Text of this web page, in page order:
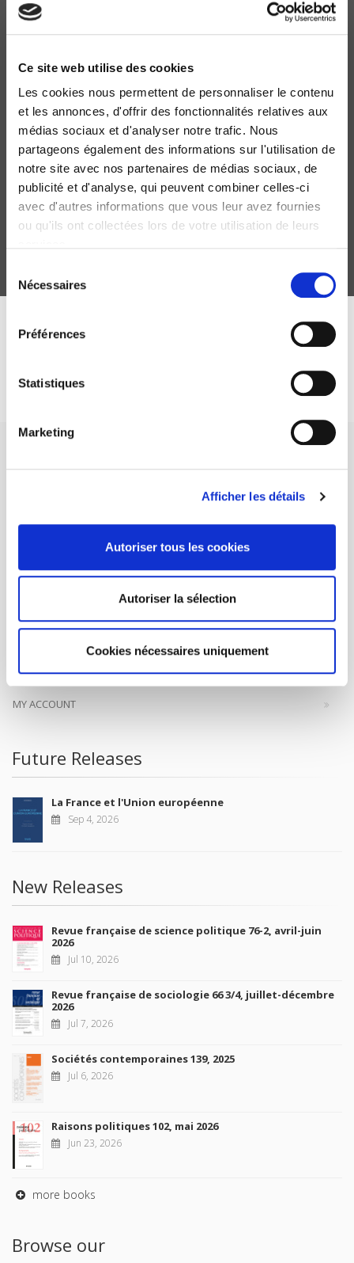
Ce site web utilise des cookies
Les cookies nous permettent de personnaliser le contenu
et les annonces, d'offrir des fonctionnalités relatives aux
médias sociaux et d'analyser notre trafic. Nous
partageons également des informations sur l'utilisation de
notre site avec nos partenaires de médias sociaux, de
publicité et d'analyse, qui peuvent combiner celles-ci
avec d'autres informations que vous leur avez fournies
ou qu'ils ont collectées lors de votre utilisation de leurs
Nécessaires
Préférences
Statistiques
Marketing
Afficher les détails
Autoriser tous les cookies
Autoriser la sélection
Cookies nécessaires uniquement
Que sait-on du travail ?
DISCOVER OUR JOURNALS
help public and political debate.continue
FOREIGN RIGHTS
FOR BOOKSHOPS
CONDITIONS OF SALE
MY ACCOUNT
Future Releases
La France et l'Union européenne
Sep 4, 2026
New Releases
Revue française de science politique 76-2, avril-juin
2026
Jul 10, 2026
Revue française de sociologie 66 3/4, juillet-décembre
2026
Jul 7, 2026
Sociétés contemporaines 139, 2025
Jul 6, 2026
Raisons politiques 102, mai 2026
Jun 23, 2026
more books
Browse our